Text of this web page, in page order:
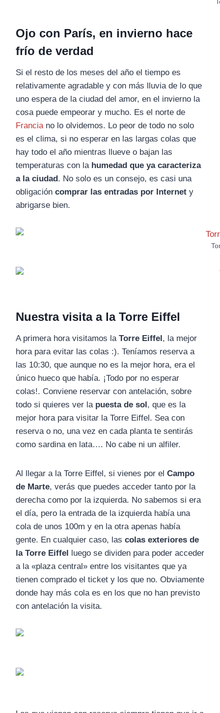
Ojo con París, en invierno hace
frío de verdad
Si el resto de los meses del año el tiempo es
relativamente agradable y con más lluvia de lo que
uno espera de la ciudad del amor, en el invierno la
cosa puede empeorar y mucho. Es el norte de
Francia no lo olvidemos. Lo peor de todo no solo
es el clima, si no esperar en las largas colas que
hay todo el año mientras llueve o bajan las
temperaturas con la humedad que ya caracteriza
a la ciudad. No solo es un consejo, es casi una
obligación comprar las entradas por Internet y
abrigarse bien.
Nuestra visita a la Torre Eiffel
A primera hora visitamos la Torre Eiffel, la mejor
hora para evitar las colas :). Teníamos reserva a
las 10:30, que aunque no es la mejor hora, era el
único hueco que había. ¡Todo por no esperar
colas!. Conviene reservar con antelación, sobre
todo si quieres ver la puesta de sol, que es la
mejor hora para visitar la Torre Eiffel. Sea con
reserva o no, una vez en cada planta te sentirás
como sardina en lata…. No cabe ni un alfiler.
Al llegar a la Torre Eiffel, si vienes por el Campo
de Marte, verás que puedes acceder tanto por la
derecha como por la izquierda. No sabemos si era
el día, pero la entrada de la izquierda había una
cola de unos 100m y en la otra apenas había
gente. En cualquier caso, las colas exteriores de
la Torre Eiffel luego se dividen para poder acceder
a la «plaza central» entre los visitantes que ya
tienen comprado el ticket y los que no. Obviamente
donde hay más cola es en los que no han previsto
con antelación la visita.